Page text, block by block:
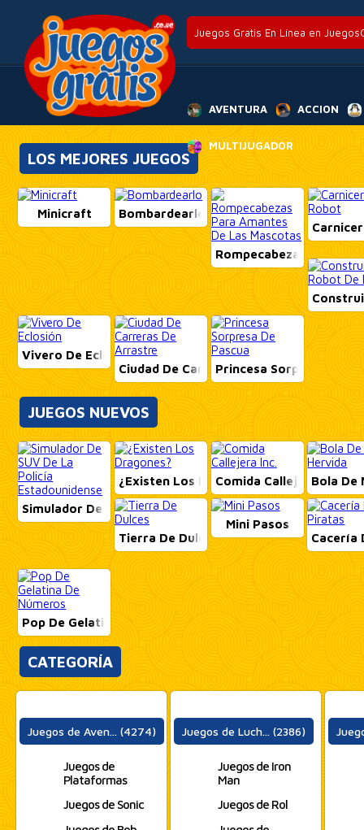
Juegos Gratis En Línea en
AVENTURA ACCION
MULTIJUGADOR
LOS MEJORES JUEGOS
Minicraft Bombardearlo
Rompecabezas Para
Vivero De Eclosión
Ciudad De Carreras De Arrastre
Princesa Sorpresa De
JUEGOS NUEVOS
Simulador De SUV De La Policía Estadounidense
¿Existen Los Dragones?Comida Callejera Inc.
Bola De
Tierra De Dulces
Mini Pasos
Cacería
Pop De Gelatina De Números
CATEGORÍA
Juegos de Aven... (4274)
Juegos de
Plataformas
Juegos de Sonic
Juegos de Luch... (2386)
Juegos de Iron
Man
Juegos de Rol